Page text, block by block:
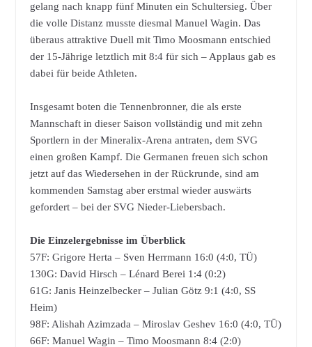
gelang nach knapp fünf Minuten ein Schultersieg. Über
die volle Distanz musste diesmal Manuel Wagin. Das
überaus attraktive Duell mit Timo Moosmann entschied
der 15-Jährige letztlich mit 8:4 für sich – Applaus gab es
dabei für beide Athleten.
Insgesamt boten die Tennenbronner, die als erste
Mannschaft in dieser Saison vollständig und mit zehn
Sportlern in der Mineralix-Arena antraten, dem SVG
einen großen Kampf. Die Germanen freuen sich schon
jetzt auf das Wiedersehen in der Rückrunde, sind am
kommenden Samstag aber erstmal wieder auswärts
gefordert – bei der SVG Nieder-Liebersbach.
Die Einzelergebnisse im Überblick
57F: Grigore Herta – Sven Herrmann 16:0 (4:0, TÜ)
130G: David Hirsch – Lénard Berei 1:4 (0:2)
61G: Janis Heinzelbecker – Julian Götz 9:1 (4:0, SS
Heim)
98F: Alishah Azimzada – Miroslav Geshev 16:0 (4:0, TÜ)
66F: Manuel Wagin – Timo Moosmann 8:4 (2:0)